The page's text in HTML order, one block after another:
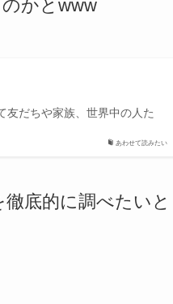
かとwww
あわせて読みたい
友だちや家族、世界中の人た
底的に調べたいと